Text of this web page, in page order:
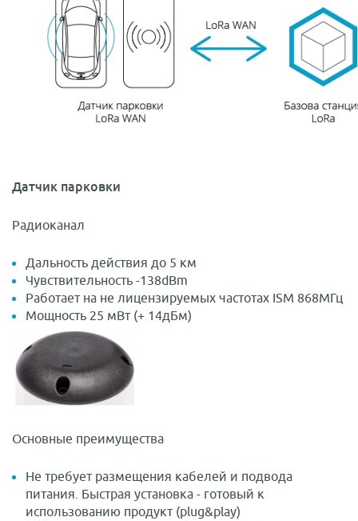
Датчик парковки
Радиоканал
Дальность действия до 5 км
Чувствительность -138dBm
Работает на не лицензируемых частотах ISM 868МГц
Мощность 25 мВт (+ 14дБм)
Основные преимущества
Не требует размещения кабелей и подвода
питания. Быстрая установка - готовый к
использованию продукт (plug&play)